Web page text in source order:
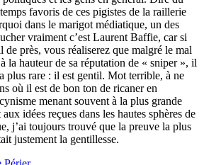
favoris de ces pigistes de la raillerie
dans le marigot médiatique, un des
vraiment c’est Laurent Baffie, car si
de près, vous réaliserez que malgré le mal
la hauteur de sa réputation de « sniper », il
plus rare : il est gentil. Mot terrible, à ne
où il est de bon ton de ricaner en
menant souvent à la plus grande
idées reçues dans les hautes sphères de
j’ai toujours trouvé que la preuve la plus
justement la gentillesse.